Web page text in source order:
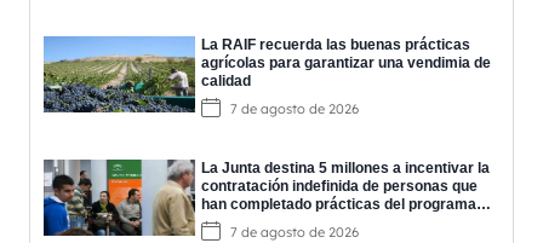
La RAIF recuerda las buenas prácticas
agrícolas para garantizar una vendimia de
calidad
7 de agosto de 2026
La Junta destina 5 millones a incentivar la
contratación indefinida de personas que
han completado prácticas del programa
EPES
7 de agosto de 2026